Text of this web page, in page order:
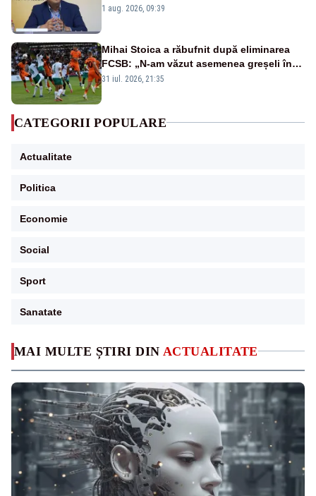
MAI MULTE ȘTIRI DIN ACTUALITATE
alertei energetice?
1 aug. 2026, 09:39
Mihai Stoica a răbufnit după eliminarea
FCSB: „N-am văzut asemenea greșeli în
190 de meciuri europene”
31 iul. 2026, 21:35
CATEGORII POPULARE
Actualitate
Politica
Economie
Social
Sport
Sanatate